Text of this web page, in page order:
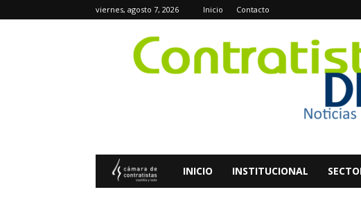
viernes, agosto 7, 2026 Inicio Contacto
Contratistas
INICIO INSTITUCIONAL